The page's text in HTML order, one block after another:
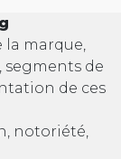
la marque,
segments de
de ces
notoriété,